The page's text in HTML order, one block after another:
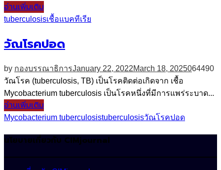
อ่านเพิ่มเติม
tuberculosisเชื้อแบคทีเรีย
วัณโรคปอด
by กองบรรณาธิการJanuary 22, 2022March 18, 2025064490
วัณโรค (tuberculosis, TB) เป็นโรคติดต่อเกิดจาก เชื้อ
Mycobacterium tuberculosis เป็นโรคหนึ่งที่มีการแพร่ระบาด...
อ่านเพิ่มเติม
Mycobacterium tuberculosistuberculosisวัณโรคปอด
นโยบายเกี่ยวกับ CIMjournal